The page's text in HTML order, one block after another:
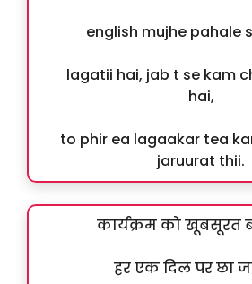
english mujhe pahale
lagatii hai, jab t se kam
hai,
to phir ea lagaakar tea
jaruurat thii.
कार्यक्रम को खूबसूरत
हर एक दिल पर छा